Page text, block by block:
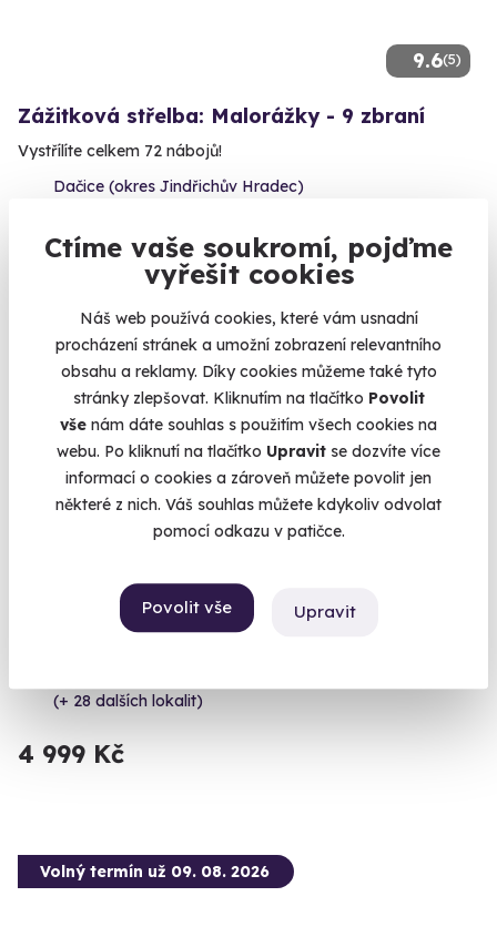
Ctíme vaše soukromí, pojďme
vyřešit cookies
Náš web používá cookies, které vám usnadní
procházení stránek a umožní zobrazení relevantního
obsahu a reklamy. Díky cookies můžeme také tyto
stránky zlepšovat. Kliknutím na tlačítko Povolit
vše nám dáte souhlas s použitím všech cookies na
webu. Po kliknutí na tlačítko Upravit se dozvíte více
informací o cookies a zároveň můžete povolit jen
některé z nich. Váš souhlas můžete kdykoliv odvolat
pomocí odkazu v patičce.
Povolit vše Upravit
9.6(5)
Zážitková střelba: Malorážky - 9 zbraní
Vystřílíte celkem 72 nábojů!
Dačice (okres Jindřichův Hradec)
1 799 Kč
Volný termín už 10. 08. 2026
Zážitková střelba: Megabalíček - 24 zbraní
Nálož 130 nábojů z 24 různých zbraní!
(+ 28 dalších lokalit)
4 999 Kč
Volný termín už 09. 08. 2026